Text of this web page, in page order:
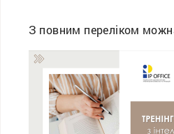
З повним переліком